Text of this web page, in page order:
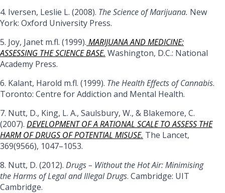
4. Iversen, Leslie L. (2008). The Science of Marijuana. New
York: Oxford University Press.
5. Joy, Janet m.fl. (1999). MARIJUANA AND MEDICINE:
ASSESSING THE SCIENCE BASE. Washington, D.C.: National
Academy Press.
6. Kalant, Harold m.fl. (1999). The Health Effects of Cannabis.
Toronto: Centre for Addiction and Mental Health.
7. Nutt, D., King, L. A., Saulsbury, W., & Blakemore, C.
(2007). DEVELOPMENT OF A RATIONAL SCALE TO ASSESS THE
HARM OF DRUGS OF POTENTIAL MISUSE. The Lancet,
369(9566), 1047–1053.
8. Nutt, D. (2012). Drugs – Without the Hot Air: Minimising
the Harms of Legal and Illegal Drugs. Cambridge: UIT
Cambridge.